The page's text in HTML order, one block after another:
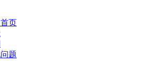
页
题